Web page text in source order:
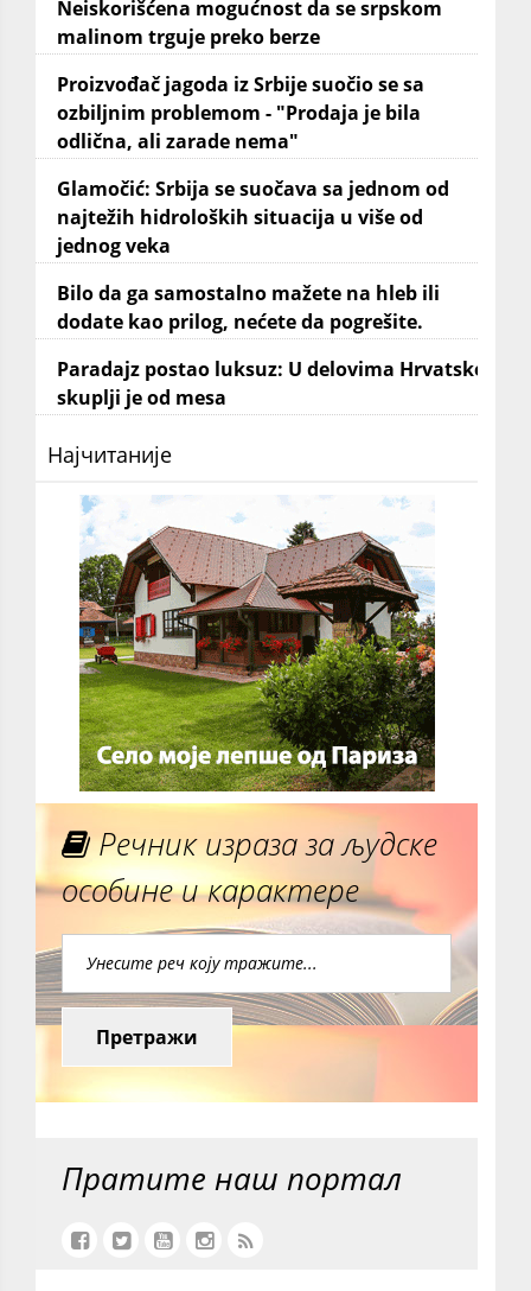
Neiskorišćena mogućnost da se srpskom
malinom trguje preko berze
Proizvođač jagoda iz Srbije suočio se sa
ozbiljnim problemom - "Prodaja je bila
odlična, ali zarade nema"
Glamočić: Srbija se suočava sa jednom od
najtežih hidroloških situacija u više od
jednog veka
Bilo da ga samostalno mažete na hleb ili
dodate kao prilog, nećete da pogrešite.
Paradajz postao luksuz: U delovima Hrvatske
skuplji je od mesa
Најчитаније
Речник израза за људске
особине и карактере
Претражи
Пратите наш портал